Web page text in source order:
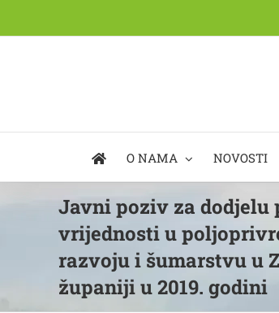
content
O NAMA NOVOSTI
Javni poziv za dodjelu
vrijednosti u
razvoju i šumarstvu u
županiji u 2019. godini